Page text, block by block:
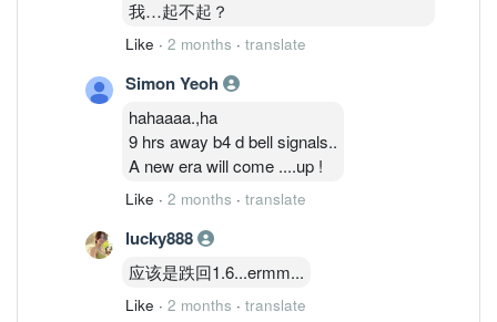
broader AI infrastructure enabler, not just
a handset proxy.
我…起不起？
Like · 2 months · translate
Simon Yeoh
hahaaaa.,ha
9 hrs away b4 d bell signals..
A new era will come ....up !
Like · 2 months · translate
lucky888
应该是跌回1.6...ermm...
Like · 2 months · translate